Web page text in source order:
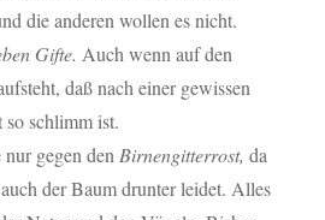
die anderen wollen es nicht.
Gifte. Auch wenn auf den
daß nach einer gewissen
schlimm ist.
gegen den Birnengitterrost, da
der Baum drunter leidet. Alles